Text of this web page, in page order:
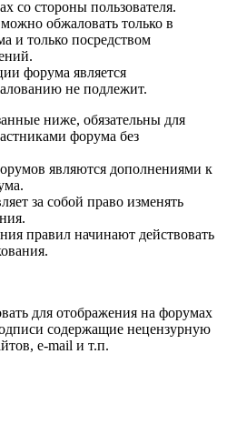
со стороны пользователя.
обжаловать только в
и только посредством
форума является
не подлежит.
ниже, обязательны для
форума без
являются дополнениями к
за собой право изменять
правил начинают действовать
для отображения на форумах
содержащие нецензурную
e-mail и т.п.